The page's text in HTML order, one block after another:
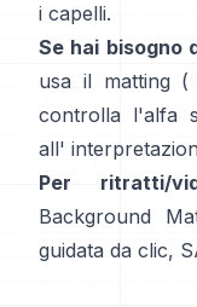
i capelli.
Se hai bisogno
usa il matting (
controlla l'alfa
all'
Per ritratti/
Background
guidata da clic,